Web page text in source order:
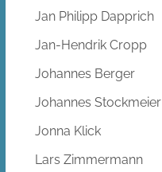
Jan Philipp Dapprich
Jan-Hendrik Cropp
Johannes Berger
Johannes Stockmeier
Jonna Klick
Lars Zimmermann